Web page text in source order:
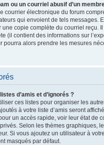
ou un courriel abusif d’un
courrier électronique du forum
qui envoient de tels messages.
une copie complète du courriel reçu.
(il contient des informations sur
pourra alors prendre les mesures
d’amis et d’ignorés ?
ces listes pour organiser les
à votre liste d’amis seront
un accès rapide, voir leur état de
Selon les thèmes graphiques,
Si vous ajoutez un utilisateur à
masqués par défaut.